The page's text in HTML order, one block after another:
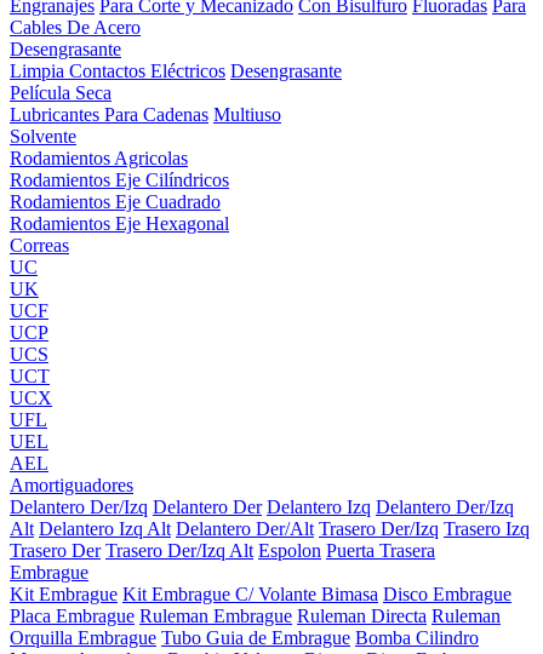
Engranajes Para Corte y Mecanizado Con Bisulfuro Fluoradas Para
Cables De Acero
Desengrasante
Limpia Contactos Eléctricos Desengrasante
Película Seca
Lubricantes Para Cadenas Multiuso
Solvente
Rodamientos Agricolas
Rodamientos Eje Cilíndricos
Rodamientos Eje Cuadrado
Rodamientos Eje Hexagonal
Correas
UC
UK
UCF
UCP
UCS
UCT
UCX
UFL
UEL
AEL
Amortiguadores
Delantero Der/Izq Delantero Der Delantero Izq Delantero Der/Izq
Alt Delantero Izq Alt Delantero Der/Alt Trasero Der/Izq Trasero Izq
Trasero Der Trasero Der/Izq Alt Espolon Puerta Trasera
Embrague
Kit Embrague Kit Embrague C/ Volante Bimasa Disco Embrague
Placa Embrague Ruleman Embrague Ruleman Directa Ruleman
Orquilla Embrague Tubo Guia de Embrague Bomba Cilindro